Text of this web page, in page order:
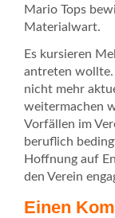
Mario Tops
Materialwart.
Es kursieren
antreten wollte.
nicht mehr
weitermachen
Vorfällen im
beruflich
Hoffnung auf
den Verein
Einen